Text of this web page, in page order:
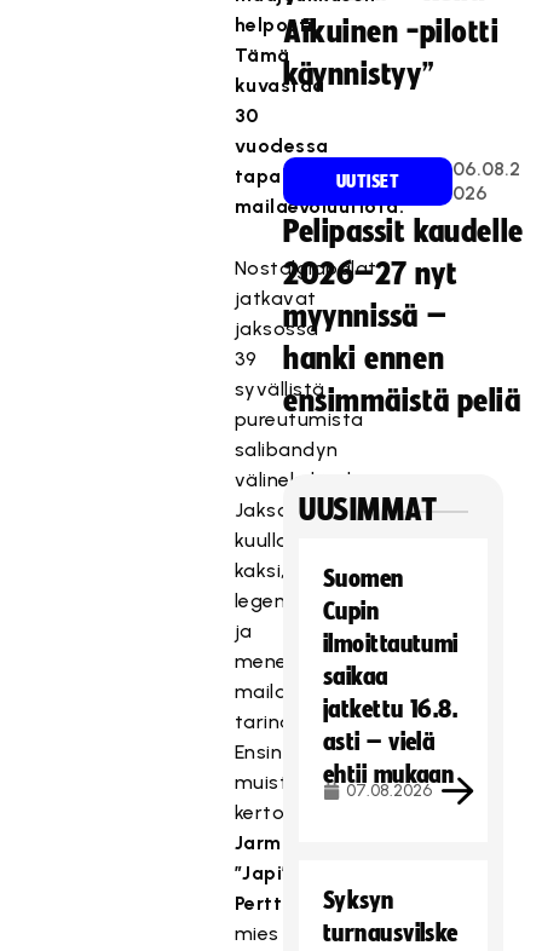
helposti.
Tämä
kuvastaa
30
vuodessa
tapahtunutta
mailaevoluutiota.
Nostalgiapalat
jatkavat
jaksossa
39
syvällistä
pureutumista
salibandyn
välinekehitykseen.
Jaksossa
kuullaan
kaksi,
legendaarisen
ja
menestyneen
mailamerkin
tarinaa.
Ensin
muistojaan
kertoo
Jarmo
”Japi”
Perttilä
mies
Aikuinen -pilotti
käynnistyy”
UUTISET
06.08.2
026
Pelipassit kaudelle
2026–27 nyt
myynnissä –
hanki ennen
ensimmäistä peliä
UUSIMMAT
Suomen
Cupin
ilmoittautumi
saikaa
jatkettu 16.8.
asti – vielä
ehtii mukaan
07.08.2026
Syksyn
turnausvilske